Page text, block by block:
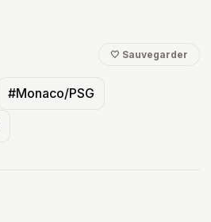
🤍 Sauvegarder
#Monaco/PSG